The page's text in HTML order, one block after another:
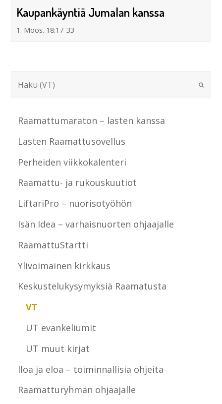
Kaupankäyntiä Jumalan kanssa
1. Moos. 18:17-33
Raamattumaraton – lasten kanssa
Lasten Raamattusovellus
Perheiden viikkokalenteri
Raamattu- ja rukouskuutiot
LiftariPro – nuorisotyöhön
Isän Idea – varhaisnuorten ohjaajalle
RaamattuStartti
Ylivoimainen kirkkaus
Keskustelukysymyksiä Raamatusta
VT
UT evankeliumit
UT muut kirjat
Iloa ja eloa – toiminnallisia ohjeita
Raamatturyhmän ohjaajalle